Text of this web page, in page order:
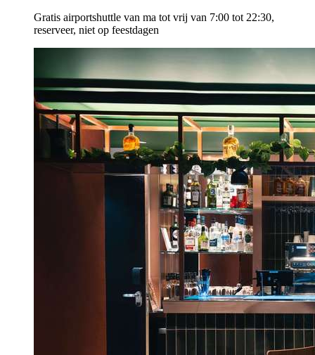
Gratis airportshuttle van ma tot vrij van 7:00 tot 22:30,
reserveer, niet op feestdagen